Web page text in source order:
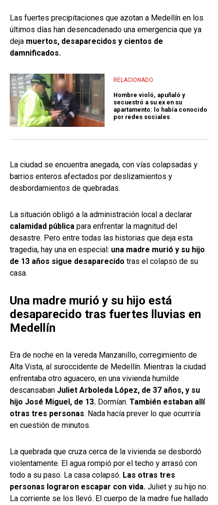
Las fuertes precipitaciones que azotan a Medellín en los
últimos días han desencadenado una emergencia que ya
deja muertos, desaparecidos y cientos de
damnificados.
RELACIONADO
Hombre violó, apuñaló y
secuestró a su ex en su
apartamento: lo había conocido
por redes sociales
La ciudad se encuentra anegada, con vías colapsadas y
barrios enteros afectados por deslizamientos y
desbordamientos de quebradas.
La situación obligó a la administración local a declarar
calamidad pública para enfrentar la magnitud del
desastre. Pero entre todas las historias que deja esta
tragedia, hay una en especial: una madre murió y su hijo
de 13 años sigue desaparecido tras el colapso de su
casa.
Una madre murió y su hijo está
desaparecido tras fuertes lluvias en
Medellín
Era de noche en la vereda Manzanillo, corregimiento de
Alta Vista, al suroccidente de Medellín. Mientras la ciudad
enfrentaba otro aguacero, en una vivienda humilde
descansaban Juliet Arboleda López, de 37 años, y su
hijo José Miguel, de 13. Dormían. También estaban allí
otras tres personas. Nada hacía prever lo que ocurriría
en cuestión de minutos.
La quebrada que cruza cerca de la vivienda se desbordó
violentamente. El agua rompió por el techo y arrasó con
todo a su paso. La casa colapsó. Las otras tres
personas lograron escapar con vida. Juliet y su hijo no.
La corriente se los llevó. El cuerpo de la madre fue hallado